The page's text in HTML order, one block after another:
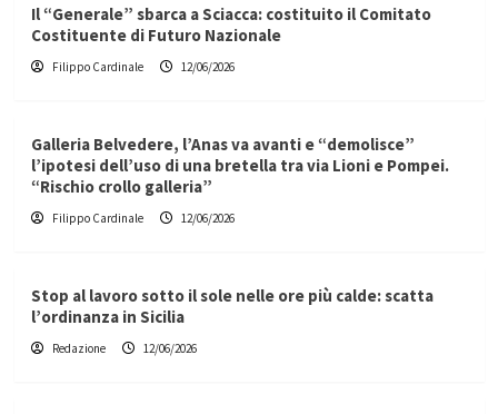
Il “Generale” sbarca a Sciacca: costituito il Comitato
Costituente di Futuro Nazionale
Filippo Cardinale 12/06/2026
Galleria Belvedere, l’Anas va avanti e “demolisce”
l’ipotesi dell’uso di una bretella tra via Lioni e Pompei.
“Rischio crollo galleria”
Filippo Cardinale 12/06/2026
Stop al lavoro sotto il sole nelle ore più calde: scatta
l’ordinanza in Sicilia
Redazione 12/06/2026